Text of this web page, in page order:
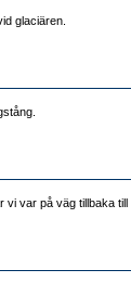
glaciären.
vi var på väg tillbaka till